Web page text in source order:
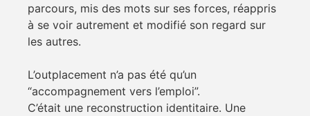
parcours, mis des mots sur ses forces, réappris
à se voir autrement et modifié son regard sur
les autres.
L’outplacement n’a pas été qu’un
“accompagnement vers l’emploi”.
C’était une reconstruction identitaire. Une